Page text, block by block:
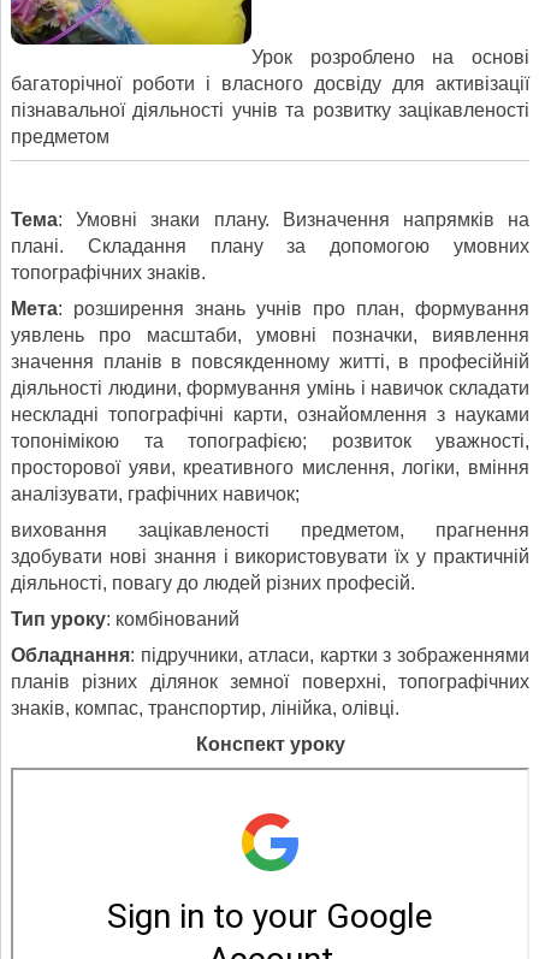
Урок розроблено на основі
багаторічної роботи і власного досвіду для активізації
пізнавальної діяльності учнів та розвитку зацікавленості
предметом
Тема: Умовні знаки плану. Визначення напрямків на
плані. Складання плану за допомогою умовних
топографічних знаків.
Мета: розширення знань учнів про план, формування
уявлень про масштаби, умовні позначки, виявлення
значення планів в повсякденному житті, в професійній
діяльності людини, формування умінь і навичок складати
нескладні топографічні карти, ознайомлення з науками
топонімікою та топографією; розвиток уважності,
просторової уяви, креативного мислення, логіки, вміння
аналізувати, графічних навичок;
виховання зацікавленості предметом, прагнення
здобувати нові знання і використовувати їх у практичній
діяльності, повагу до людей різних професій.
Тип уроку: комбінований
Обладнання: підручники, атласи, картки з зображеннями
планів різних ділянок земної поверхні, топографічних
знаків, компас, транспортир, лінійка, олівці.
Конспект уроку